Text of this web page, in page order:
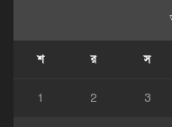
শ র স
1 2 3